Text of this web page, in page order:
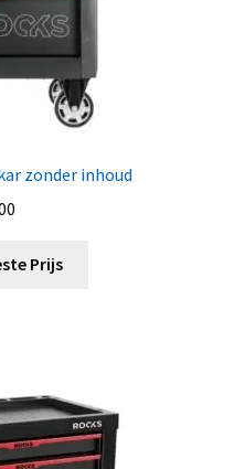
zonder inhoud
Prijs